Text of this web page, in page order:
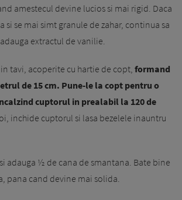
amestecul devine lucios si mai rigid. Daca
si se mai simt granule de zahar, continua sa
extractul de vanilie.
tavi, acoperite cu hartie de copt, formand
de 15 cm. Pune-le la copt pentru o
cuptorul in prealabil la 120 de
inchide cuptorul si lasa bezelele inauntru
adauga ½ de cana de smantana. Bate bine
pana cand devine mai solida.